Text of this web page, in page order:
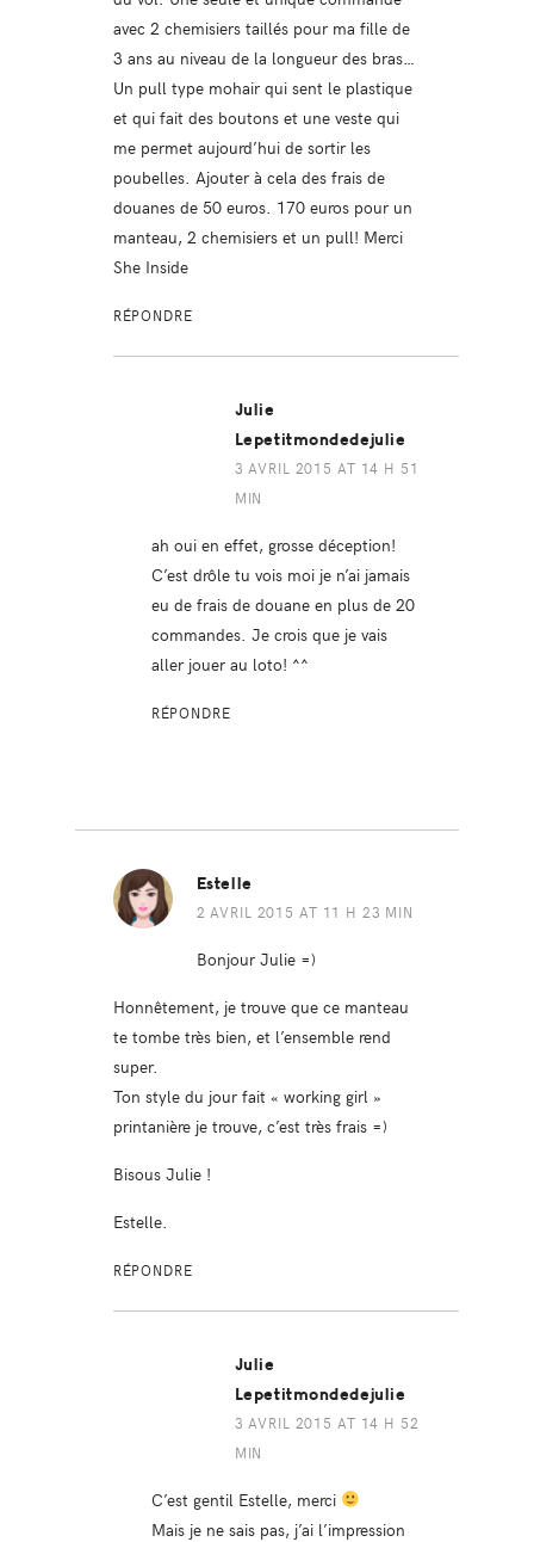
avec 2 chemisiers taillés pour ma fille de
3 ans au niveau de la longueur des bras…
Un pull type mohair qui sent le plastique
et qui fait des boutons et une veste qui
me permet aujourd’hui de sortir les
poubelles. Ajouter à cela des frais de
douanes de 50 euros. 170 euros pour un
manteau, 2 chemisiers et un pull! Merci
She Inside
RÉPONDRE
Julie
Lepetitmondedejulie
3 AVRIL 2015 AT 14 H 51
MIN
ah oui en effet, grosse déception!
C’est drôle tu vois moi je n’ai jamais
eu de frais de douane en plus de 20
commandes. Je crois que je vais
aller jouer au loto! ^^
RÉPONDRE
Estelle
2 AVRIL 2015 AT 11 H 23 MIN
Bonjour Julie =)
Honnêtement, je trouve que ce manteau
te tombe très bien, et l’ensemble rend
super.
Ton style du jour fait « working girl »
printanière je trouve, c’est très frais =)
Bisous Julie !
Estelle.
RÉPONDRE
Julie
Lepetitmondedejulie
3 AVRIL 2015 AT 14 H 52
MIN
C’est gentil Estelle, merci
Mais je ne sais pas, j’ai l’impression